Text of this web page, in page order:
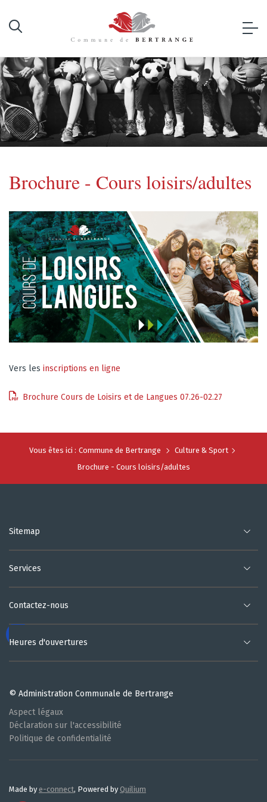
Brochure - Cours loisirs/adultes
Vers les inscriptions en ligne
Brochure Cours de Loisirs et de Langues 07.26-02.27
Vous êtes ici : Commune de Bertrange
Culture & Sport
Brochure - Cours loisirs/adultes
Sitemap
Services
Contactez-nous
Heures d'ouvertures
© Administration Communale de Bertrange
Aspect légaux
Déclaration sur l'accessibilité
Politique de confidentialité
Made by e-connect, Powered by Quilium